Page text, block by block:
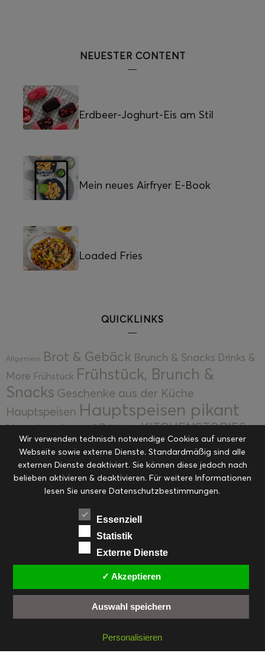
NEUESTER CONTENT
Erdbeer-Joghurt-Eis am Stil
Mein neues Airfryer E-Book
Loaded Fries
QUICKLINKS
Allgemein Brot & Gebäck Brunch & Snacks Drinks &
More Frühstück Frühstück, Brunch &
Snacks Geschenke aus der Küche
Hauptspeisen Hauptspeisen pikant
Hauptspeisen süßKekseKITCHENSTORIES
Kuchen, Torten & Desserts Kuchen und
Desserts Kulinarik Kulinarische Mitbringsel &
Eingemachtes Ohne Kategorie Ostern Resteküche
RezepteSaisonalSliderStartseite
Suppen, Salate & Vorspeisen
Vorspeisen, Salate & Suppen
Weihnachten Workshops & Events
FACEBOOK PINTEREST
EMAIL
INSTAGRAM
© cookiteasy.at by Simone Kemptner | powered byECKER Digital IT Solutions
Wir verwenden technisch notwendige Cookies auf unserer
Webseite sowie externe Dienste. Standardmäßig sind alle
externen Dienste deaktiviert. Sie können diese jedoch nach
belieben aktivieren & deaktivieren. Für weitere Informationen
lesen Sie unsere Datenschutzbestimmungen.
Essenziell
Statistik
Externe Dienste
✓ Akzeptieren
Auswahl speichern
Personalisieren